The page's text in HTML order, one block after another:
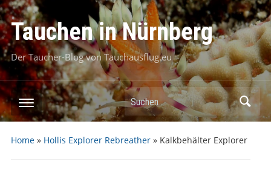
Tauchen in Nürnberg
Der Taucher-Blog von Tauchausflug.eu
Suchen
Home» Hollis Explorer Rebreather» Kalkbehälter Explorer